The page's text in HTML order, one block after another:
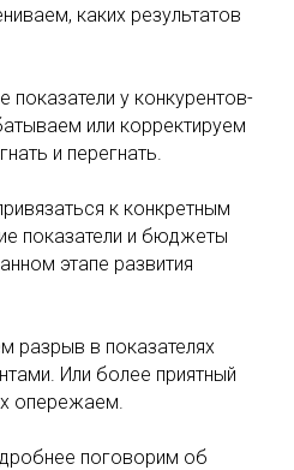
каких результатов
показатели у конкурентов-
или корректируем
и перегнать.
к конкретным
показатели и бюджеты
этапе развития
разрыв в показателях
Или более приятный
опережаем.
поговорим об